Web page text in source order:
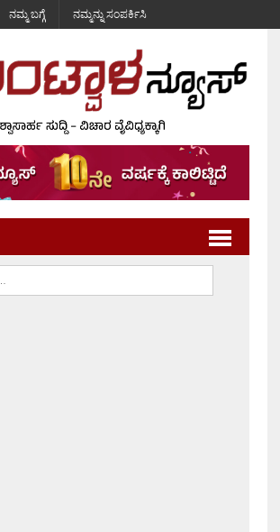
ನಮ್ಮ ಬಗ್ಗೆ ನಮ್ಮನ್ನು ಸಂಪರ್ಕಿಸಿ